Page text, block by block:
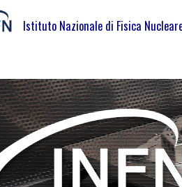
Istituto Nazionale di Fisica